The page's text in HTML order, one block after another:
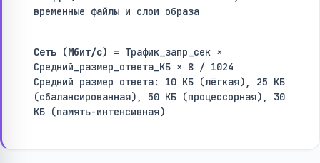
временные файлы и слои образа
Сеть (Мбит/с) = Трафик_запр_сек ×
Средний_размер_ответа_КБ × 8 / 1024
Средний размер ответа: 10 КБ (лёгкая), 25 КБ
(сбалансированная), 50 КБ (процессорная), 30
КБ (память-интенсивная)